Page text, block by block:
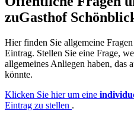
zuGasthof
Hier finden Sie allgemeine
Eintrag. Stellen Sie eine Frage,
allgemeines Anliegen haben, das
könnte.
Klicken Sie hier um eine
Eintrag zu stellen .